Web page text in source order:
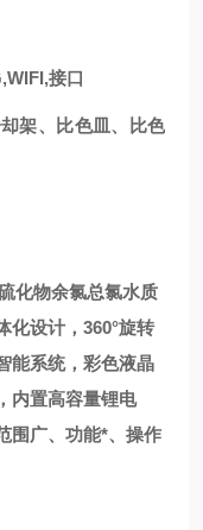
接口
架、比色皿、比色
化物余氯总氯水质
化设计， 360°旋转
能系统，彩色液晶
内置高容量锂电
围广、功能*、操作